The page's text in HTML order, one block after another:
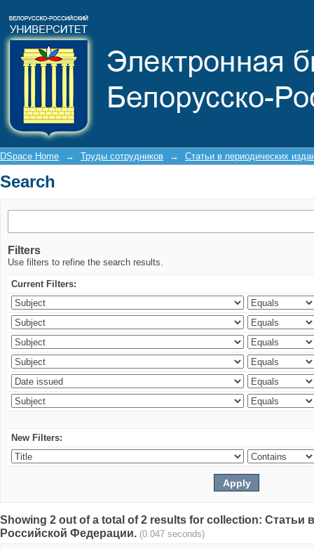
DSpace Home → Труды сотрудников → Статьи в периодических
Search
Filters
Use filters to refine the search results.
Current Filters:
New Filters:
Showing 2 out of a total of 2 results for collection: Статьи
Российской Федерации. (0.047 seconds)